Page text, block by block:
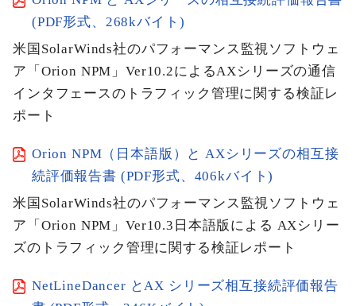
(PDF形式、268kバイト)
米国SolarWinds社のパフォーマンス監視ソフトウェ
ア「Orion NPM」Ver10.2によるAXシリーズの通信
インタフェースのトラフィック管理に関する検証レ
ポート
Orion NPM（日本語版）と AXシリーズの相互接
続評価報告書 (PDF形式、406kバイト)
米国SolarWinds社のパフォーマンス監視ソフトウェ
ア「Orion NPM」Ver10.3日本語版による AXシリー
ズのトラフィック管理に関する検証レポート
NetLineDancer とAX シリーズ相互接続評価報告